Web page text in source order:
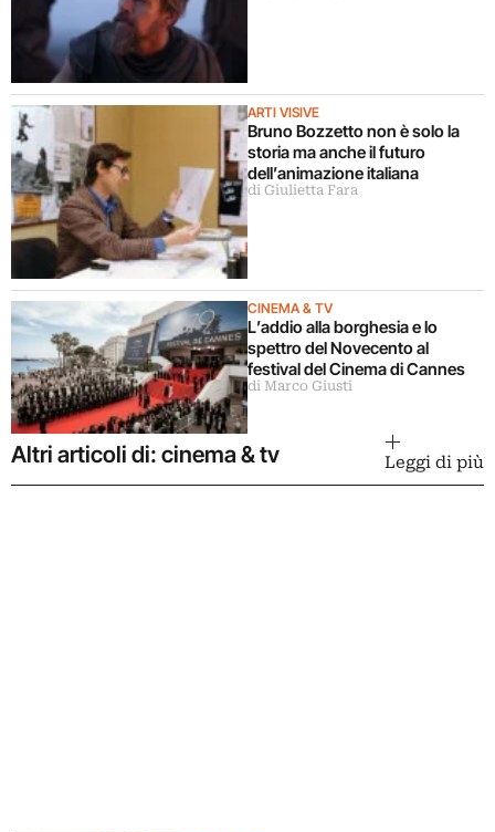
ARTI VISIVE
Bruno Bozzetto non è solo la
storia ma anche il futuro
dell’animazione italiana
di Giulietta Fara
CINEMA & TV
L’addio alla borghesia e lo
spettro del Novecento al
festival del Cinema di Cannes
di Marco Giusti
Altri articoli di: cinema & tv Leggi di più